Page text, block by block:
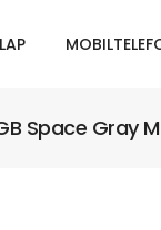
Space Gray